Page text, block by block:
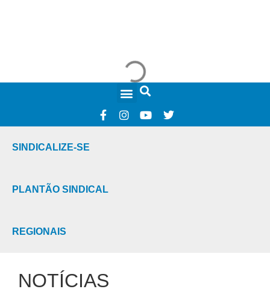
SINDICALIZE-SE
PLANTÃO SINDICAL
REGIONAIS
NOTÍCIAS